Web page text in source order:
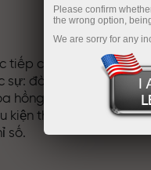
tiếp cận những
sự: đòn bẩy lên
hồng tốt nhất
thuận lợi để
số.
Please confirm
the wrong option,
We are sorry for any